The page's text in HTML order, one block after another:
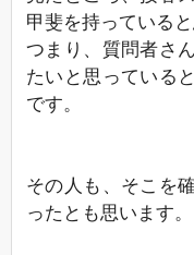
甲斐を持っている
つまり、質問者さ
たいと思っている
です。
その人も、そこを
ったとも思います。